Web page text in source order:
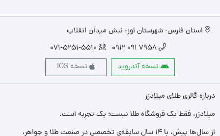
استان فارس- شهرستان اوز- نبش میدان انقلاب
7958 091 0912
071-5251-5510
نسخه آندروید
نسخه IOS
درباره گالری طلای میلادزر
میلادزر، فقط یک فروشگاه طلا نیست؛ یک تجربه‌ است.
از سال‌ها پیش، با ۱۴ سال سابقه‌ی تخصصی در صنعت طلا و جواهر،